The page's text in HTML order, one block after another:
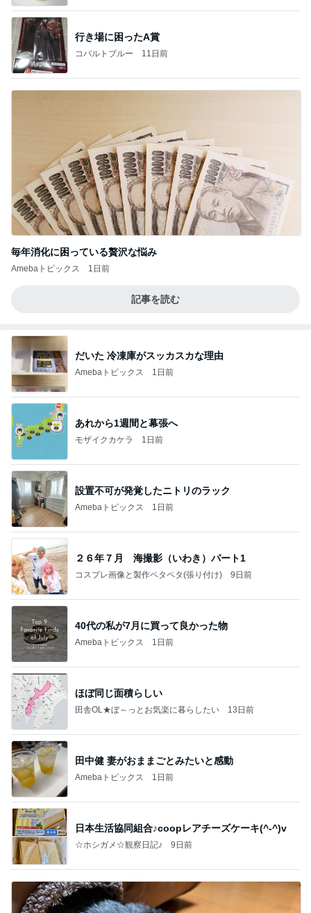
行き場に困ったA賞
コバルトブルー 11日前
毎年消化に困っている贅沢な悩み
Amebaトピックス 1日前
記事を読む
だいた 冷凍庫がスッカスカな理由
Amebaトピックス 1日前
あれから1週間と幕張へ
モザイクカケラ 1日前
設置不可が発覚したニトリのラック
Amebaトピックス 1日前
２６年７月 海撮影（いわき）パート1
コスプレ画像と製作ペタペタ(張り付け) 9日前
40代の私が7月に買って良かった物
Amebaトピックス 1日前
ほぼ同じ面積らしい
田舎OL★ぼ～っとお気楽に暮らしたい 13日前
田中健 妻がおままごとみたいと感動
Amebaトピックス 1日前
日本生活協同組合♪coopレアチーズケーキ(^-^)v
☆ホシガメ☆観察日記♪ 9日前